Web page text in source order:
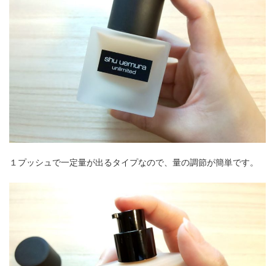
１プッシュで一定量が出るタイプなので、量の調節が簡単です。